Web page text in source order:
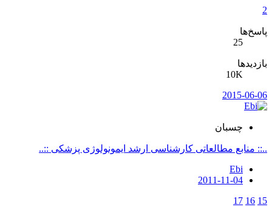
2
پاسخ‌ها
25
بازدیدها
10K
2015-06-06
چسبان
..:: منابع مطالعاتی کارشناسی ارشد ایمونولوژی پزشکی ::..
Ebi
2011-11-04
15
16
17